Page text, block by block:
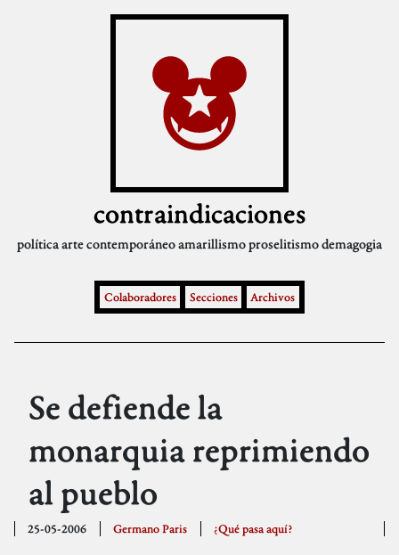
contraindicaciones
políticaarte contemporáneoamarillismoproselitismodemagogia
Colaboradores Secciones Archivos
Se defiende la
monarquia reprimiendo
al pueblo
25-05-2006 Germano Paris ¿Qué pasa aquí?